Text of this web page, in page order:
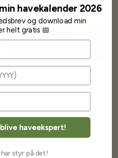
Jordbær - Four seasons
Få besked når på lager
havekalender 2026
og download min
helt gratis 📅
haveekspert!
styr på det!